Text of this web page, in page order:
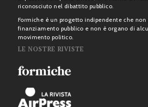
riconosciuto nel dibattito pubblico.
Formiche è un progetto indipendente che non
finanziamento pubblico e non è organo di
movimento politico.
LE NOSTRE RIVISTE